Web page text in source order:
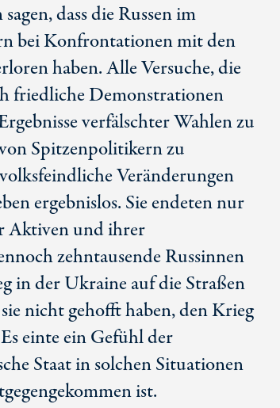
dass die Russen im
bei Konfrontationen mit den
haben. Alle Versuche, die
friedliche Demonstrationen
verfälschter Wahlen zu
Spitzenpolitikern zu
Veränderungen
ergebnislos. Sie endeten nur
Aktiven und ihrer
zehntausende Russinnen
in der Ukraine auf die Straßen
nicht gehofft haben, den Krieg
einte ein Gefühl der
Staat in solchen Situationen
ist.